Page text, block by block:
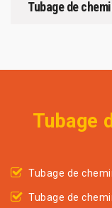
Tubage de
Tubage
Tubage de
Tubage de